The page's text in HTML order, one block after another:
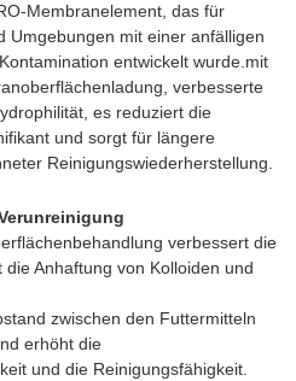
Membranelement, das für
Umgebungen mit einer anfälligen
entwickelt wurde.mit
verbesserte
es reduziert die
und sorgt für längere
Reinigungswiederherstellung.
verbessert die
Anhaftung von Kolloiden und
zwischen den Futtermitteln
erhöht die
und die Reinigungsfähigkeit.